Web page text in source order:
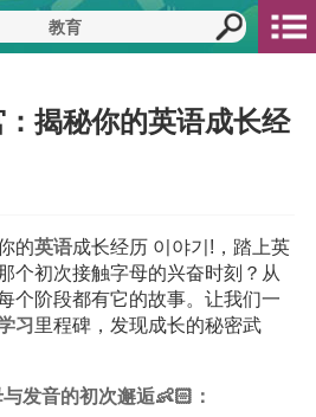
揭秘你的英语成长经
的英语成长经历 이야기!，踏上英
个初次接触字母的兴奋时刻？从
个阶段都有它的故事。让我们一
习 里程碑，发现成长的秘密武
发音的初次邂逅👶🏻：